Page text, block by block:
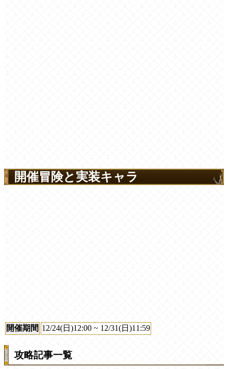
開催冒険と実装キャラ
開催期間 12/24(日)12:00 ~ 12/31(日)11:59
攻略記事一覧